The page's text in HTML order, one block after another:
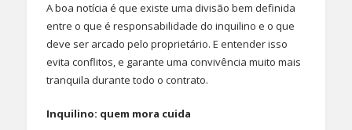
A boa notícia é que existe uma divisão bem definida
entre o que é responsabilidade do inquilino e o que
deve ser arcado pelo proprietário. E entender isso
evita conflitos, e garante uma convivência muito mais
tranquila durante todo o contrato.
Inquilino: quem mora cuida